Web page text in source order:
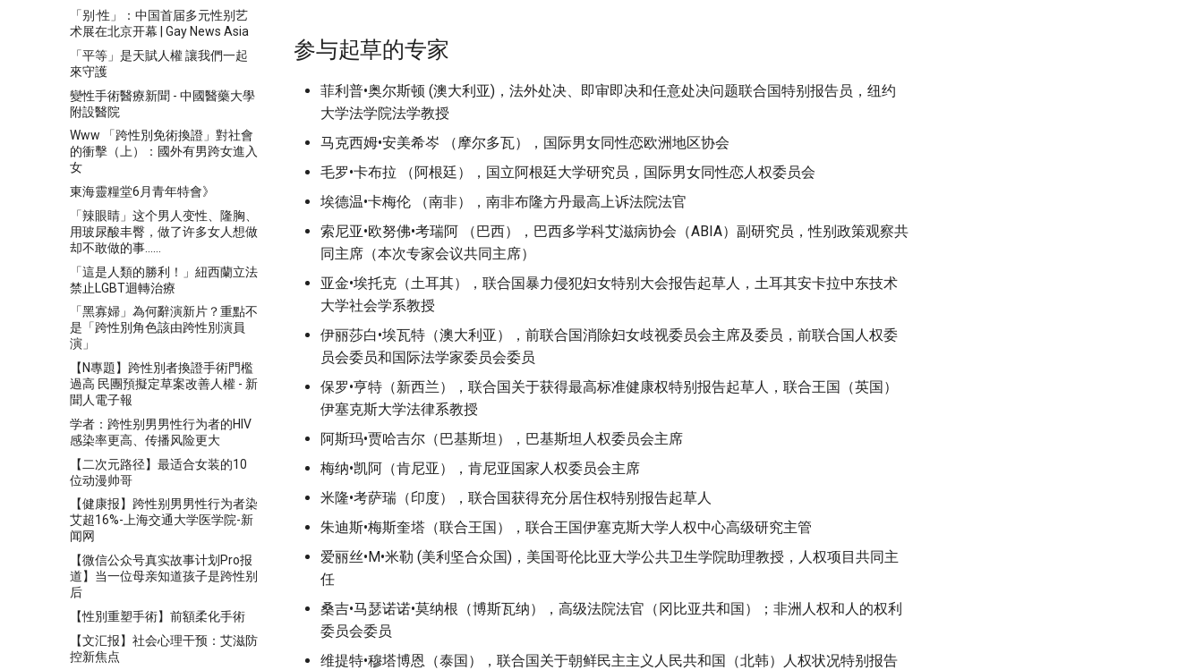
「别·性」：中国首届多元性别艺
术展在北京开幕 | Gay News Asia
「平等」是天賦人權 讓我們一起
來守護
變性手術醫療新聞 - 中國醫藥大學
附設醫院
Www 「跨性別免術換證」對社會
的衝擊（上）：國外有男跨女進入
女
東海靈糧堂6月青年特會》
「辣眼睛」这个男人变性、隆胸、
用玻尿酸丰臀，做了许多女人想做
却不敢做的事……
「這是人類的勝利！」紐西蘭立法
禁止LGBT迴轉治療
「黑寡婦」為何辭演新片？重點不
是「跨性別角色該由跨性別演員
演」
【N專題】跨性別者換證手術門檻
過高 民團預擬定草案改善人權 - 新
聞人電子報
学者：跨性别男男性行为者的HIV
感染率更高、传播风险更大
【二次元路径】最适合女装的10
位动漫帅哥
【健康报】跨性别男男性行为者染
艾超16%-上海交通大学医学院-新
闻网
【微信公众号真实故事计划Pro报
道】当一位母亲知道孩子是跨性别
后
【性別重塑手術】前額柔化手術
【文汇报】社会心理干预：艾滋防
控新焦点
参与起草的专家
菲利普•奥尔斯顿 (澳大利亚)，法外处决、即审即决和任意处决问题联合国特别报告员，纽约
大学法学院法学教授
马克西姆•安美希岑 （摩尔多瓦），国际男女同性恋欧洲地区协会
毛罗•卡布拉 （阿根廷），国立阿根廷大学研究员，国际男女同性恋人权委员会
埃德温•卡梅伦 （南非），南非布隆方丹最高上诉法院法官
索尼亚•欧努佛•考瑞阿 （巴西），巴西多学科艾滋病协会（ABIA）副研究员，性别政策观察共
同主席（本次专家会议共同主席）
亚金•埃托克（土耳其），联合国暴力侵犯妇女特别大会报告起草人，土耳其安卡拉中东技术
大学社会学系教授
伊丽莎白•埃瓦特（澳大利亚），前联合国消除妇女歧视委员会主席及委员，前联合国人权委
员会委员和国际法学家委员会委员
保罗•亨特（新西兰），联合国关于获得最高标准健康权特别报告起草人，联合王国（英国）
伊塞克斯大学法律系教授
阿斯玛•贾哈吉尔（巴基斯坦），巴基斯坦人权委员会主席
梅纳•凯阿（肯尼亚），肯尼亚国家人权委员会主席
米隆•考萨瑞（印度），联合国获得充分居住权特别报告起草人
朱迪斯•梅斯奎塔（联合王国），联合王国伊塞克斯大学人权中心高级研究主管
爱丽丝•M•米勒 (美利坚合众国)，美国哥伦比亚大学公共卫生学院助理教授，人权项目共同主
任
桑吉•马瑟诺诺•莫纳根（博斯瓦纳），高级法院法官（冈比亚共和国）；非洲人权和人的权利
委员会委员
维提特•穆塔博恩（泰国），联合国关于朝鲜民主主义人民共和国（北韩）人权状况特别报告